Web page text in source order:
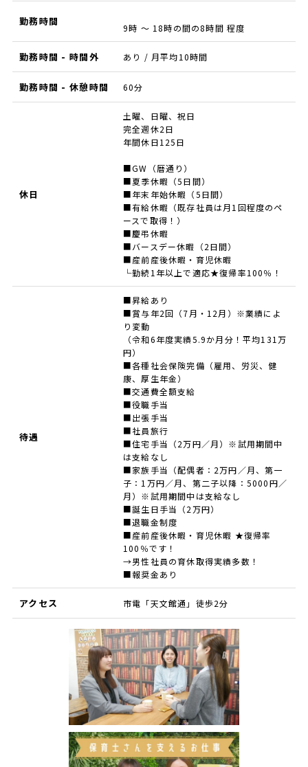
勤務時間
9時 ～ 18時の間の8時間 程度
勤務時間 - 時間外 あり / 月平均10時間
勤務時間 - 休憩時間 60分
休日
土曜、日曜、祝日
完全週休2日
年間休日125日
■GW（暦通り）
■夏季休暇（5日間）
■年末年始休暇（5日間）
■有給休暇（既存社員は月1回程度のペ
ースで取得！）
■慶弔休暇
■バースデー休暇（2日間）
■産前産後休暇・育児休暇
└勤続1年以上で適応★復帰率100％！
待遇
■昇給あり
■賞与年2回（7月・12月）※業績によ
り変動
（令和6年度実績5.9か月分！平均131万
円）
■各種社会保険完備（雇用、労災、健
康、厚生年金）
■交通費全額支給
■役職手当
■出張手当
■社員旅行
■住宅手当（2万円／月）※試用期間中
は支給なし
■家族手当（配偶者：2万円／月、第一
子：1万円／月、第二子以降：5000円／
月）※試用期間中は支給なし
■誕生日手当（2万円）
■退職金制度
■産前産後休暇・育児休暇 ★復帰率
100％です！
→男性社員の育休取得実績多数！
■報奨金あり
アクセス 市電「天文館通」徒歩2分